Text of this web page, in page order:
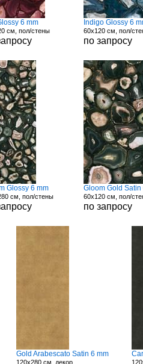
6 mm
см, пол/стены
Indigo Glossy 6
60x120 см, пол/
по запросу
Glossy 6 mm
см, пол/стены
Gloom Gold Satin
60x120 см, пол/
по запросу
Gold Arabescato Satin 6 mm
120x280 см, декор